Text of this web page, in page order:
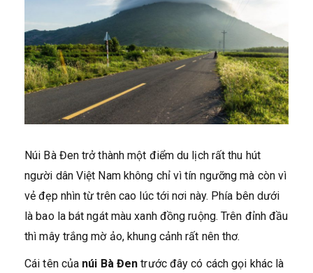
Núi Bà Đen trở thành một điểm du lịch rất thu hút
người dân Việt Nam không chỉ vì tín ngưỡng mà còn vì
vẻ đẹp nhìn từ trên cao lúc tới nơi này. Phía bên dưới
là bao la bát ngát màu xanh đồng ruộng. Trên đỉnh đầu
thì mây trắng mờ ảo, khung cảnh rất nên thơ.
Cái tên của núi Bà Đen trước đây có cách gọi khác là